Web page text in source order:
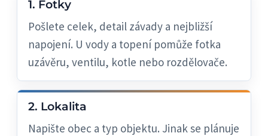
1. Fotky
Pošlete celek, detail závady a nejbližší
napojení. U vody a topení pomůže fotka
uzávěru, ventilu, kotle nebo rozdělovače.
2. Lokalita
Napište obec a typ objektu. Jinak se plánuje